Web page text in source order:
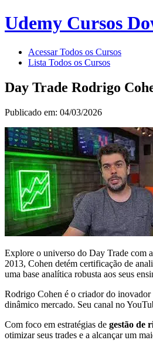
Udemy Cursos
Acessar Todos os Cursos
Lista Todos os Cursos
Day Trade Rodrigo
Publicado em: 04/03/2026
Explore o universo do Day Trade com
2013, Cohen detém certificação de
uma base analítica robusta aos seus
Rodrigo Cohen é o criador do inovador
dinâmico mercado. Seu canal no
Com foco em estratégias de gestão de
otimizar seus trades e a alcançar um